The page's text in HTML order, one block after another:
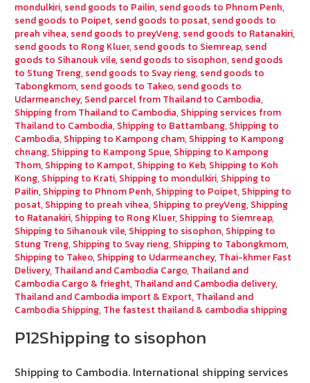
mondulkiri, send goods to Pailin, send goods to Phnom Penh,
send goods to Poipet, send goods to posat, send goods to
preah vihea, send goods to preyVeng, send goods to Ratanakiri,
send goods to Rong Kluer, send goods to Siemreap, send
goods to Sihanouk vile, send goods to sisophon, send goods
to Stung Treng, send goods to Svay rieng, send goods to
Tabongkmom, send goods to Takeo, send goods to
Udarmeanchey, Send parcel from Thailand to Cambodia,
Shipping from Thailand to Cambodia, Shipping services from
Thailand to Cambodia, Shipping to Battambang, Shipping to
Cambodia, Shipping to Kampong cham, Shipping to Kampong
chnang, Shipping to Kampong Spue, Shipping to Kampong
Thom, Shipping to Kampot, Shipping to Keb, Shipping to Koh
Kong, Shipping to Krati, Shipping to mondulkiri, Shipping to
Pailin, Shipping to Phnom Penh, Shipping to Poipet, Shipping to
posat, Shipping to preah vihea, Shipping to preyVeng, Shipping
to Ratanakiri, Shipping to Rong Kluer, Shipping to Siemreap,
Shipping to Sihanouk vile, Shipping to sisophon, Shipping to
Stung Treng, Shipping to Svay rieng, Shipping to Tabongkmom,
Shipping to Takeo, Shipping to Udarmeanchey, Thai-khmer Fast
Delivery, Thailand and Cambodia Cargo, Thailand and
Cambodia Cargo & frieght, Thailand and Cambodia delivery,
Thailand and Cambodia import & Export, Thailand and
Cambodia Shipping, The fastest thailand & cambodia shipping
P12Shipping to sisophon
Shipping to Cambodia. International shipping services